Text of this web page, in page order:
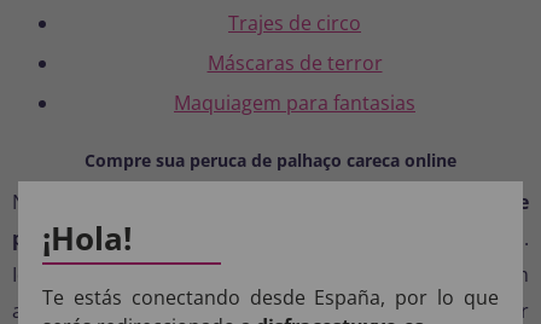
Trajes de circo
Máscaras de terror
Maquiagem para fantasias
Compre sua peruca de palhaço careca online
Na
peruca de
palhaço careca com cabelo ruivo
pelo melhor preço.
Ideal para homens e mulheres que buscam um
acessório autêntico e fácil de usar, perfeito para arrasar
¡Hola!
Te estás conectando desde España, por lo que